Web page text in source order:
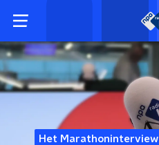
Het Marathoninterview